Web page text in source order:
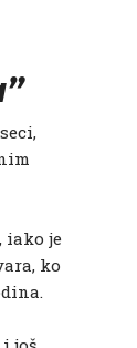
iako je
ko